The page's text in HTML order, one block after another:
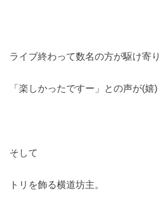
ライブ終わって数名の方が駆け寄り
「楽しかったですー」との声が(嬉)
そして
トリを飾る横道坊主。